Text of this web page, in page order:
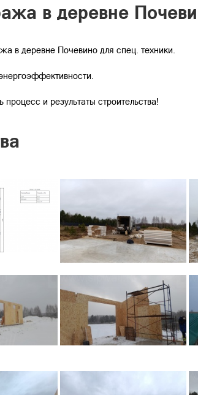
в деревне
в деревне Почевино для спец. техники.
и результаты строительства!